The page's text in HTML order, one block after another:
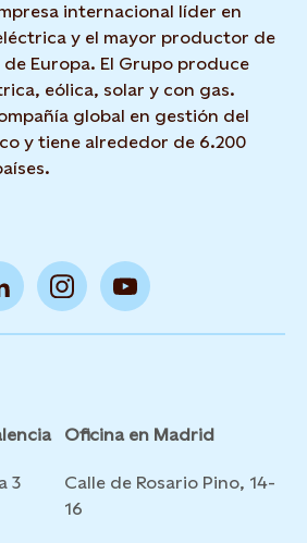
internacional líder en
y el mayor productor de
Europa. El Grupo produce
eólica, solar y con gas.
global en gestión del
y tiene alrededor de 6.200
3
Oficina en Madrid
Calle de Rosario Pino, 14-
16